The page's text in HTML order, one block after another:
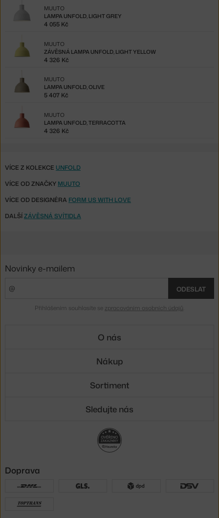
LAMPA UNFOLD, LIGHT GREY
MUUTO
4 055 Kč
ZÁVĚSNÁ LAMPA UNFOLD, LIGHT YELLOW
MUUTO
4 326 Kč
LAMPA UNFOLD, OLIVE
MUUTO
5 407 Kč
LAMPA UNFOLD, TERRACOTTA
MUUTO
4 326 Kč
VÍCE Z KOLEKCE UNFOLD
VÍCE OD ZNAČKY MUUTO
VÍCE OD DESIGNÉRA FORM US WITH LOVE
DALŠÍZÁVĚSNÁ SVÍTIDLA
Novinky e-mailem
ODESLAT
Přihlášením souhlasíte se zpracováním osobních údajů
O nás
Nákup
Sortiment
Sledujte nás
Doprava